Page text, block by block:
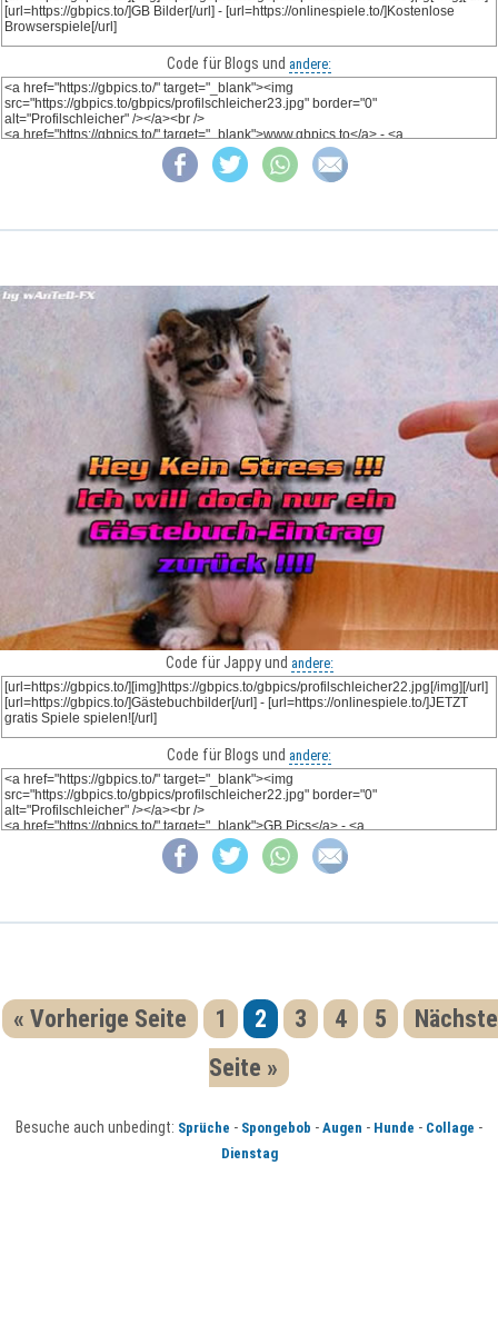
Code für Blogs und andere:
Code für Jappy und andere:
Code für Blogs und andere:
« Vorherige Seite 1 2 3 4 5
Nächste
Seite »
Besuche auch unbedingt: Sprüche - Spongebob - Augen - Hunde - Collage -
Dienstag